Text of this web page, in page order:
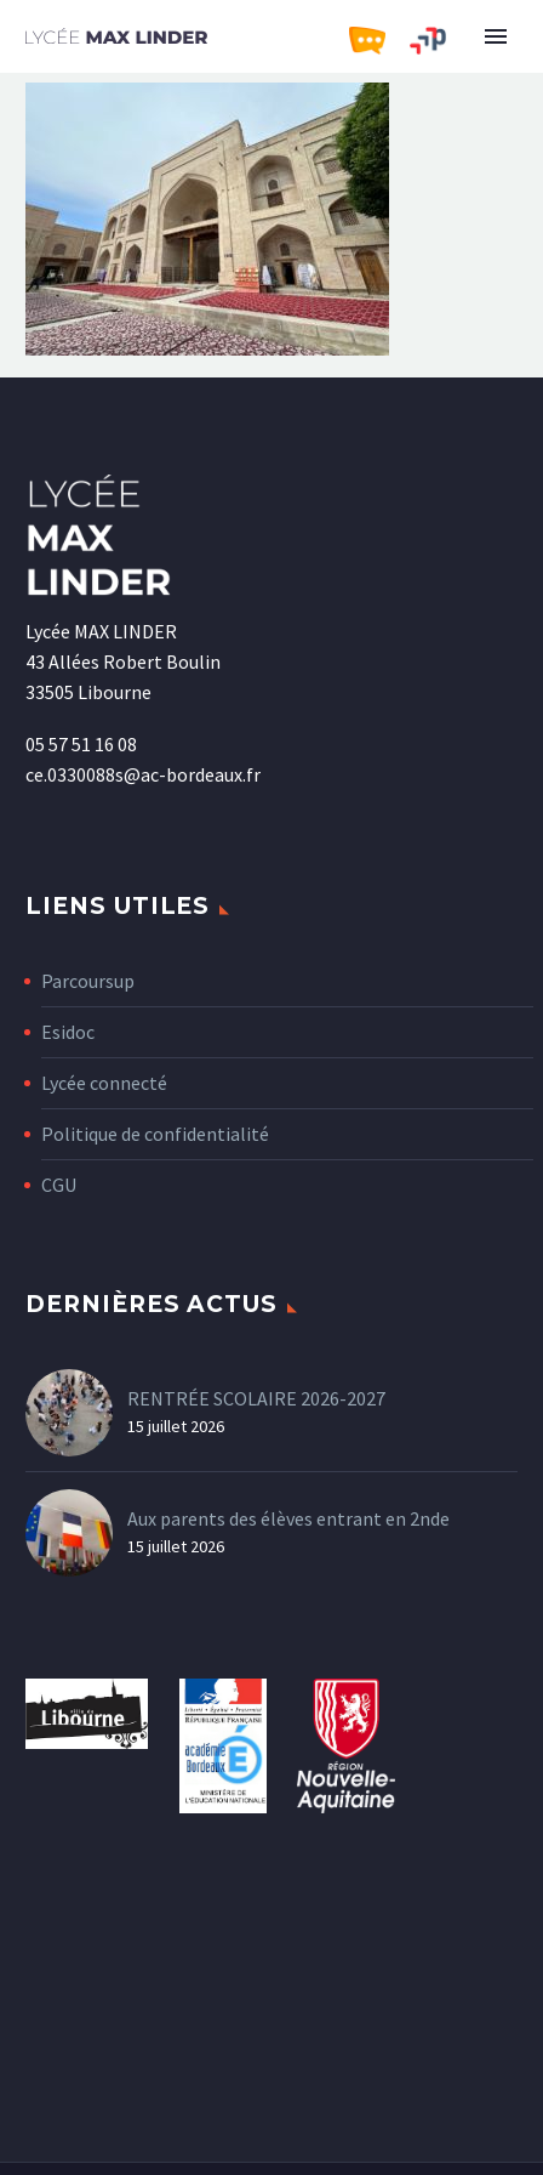
Lycée MAX LINDER
43 Allées Robert Boulin
33505 Libourne
05 57 51 16 08
ce.0330088s@ac-bordeaux.fr
LIENS UTILES
Parcoursup
Esidoc
Lycée connecté
Politique de confidentialité
CGU
DERNIÈRES ACTUS
RENTRÉE SCOLAIRE 2026-2027
15 juillet 2026
Aux parents des élèves entrant en 2nde
15 juillet 2026